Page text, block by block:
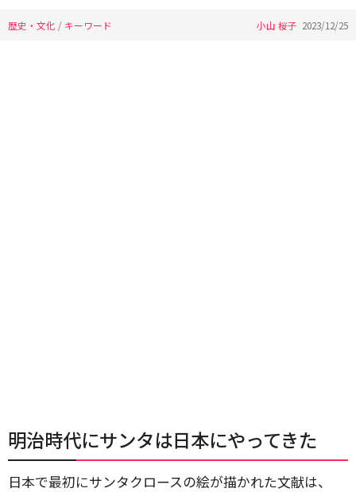
歴史・文化 / キーワード 小山 桜子 2023/12/25
明治時代にサンタは日本にやってきた
日本で最初にサンタクロースの絵が描かれた文献は、